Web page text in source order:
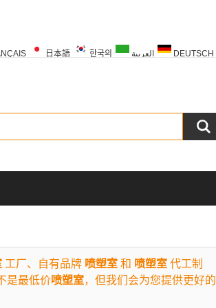
日本語 한국의 العربية DEUTSCH
工厂、自有品牌 喷塑室 和 喷塑室 代工制
是最低价喷塑室，但我们会为您提供更好的